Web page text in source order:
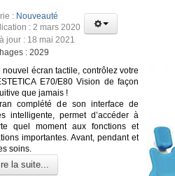
: Nouveauté
: 2 mars 2020
jour : 18 mai 2021
: 2029
nouvel écran tactile, contrôlez votre
E70/E80 Vision de façon
que jamais !
complété de son interface de
intelligente, permet d’accéder à
quel moment aux fonctions et
importantes. Avant, pendant et
soins.
la suite...